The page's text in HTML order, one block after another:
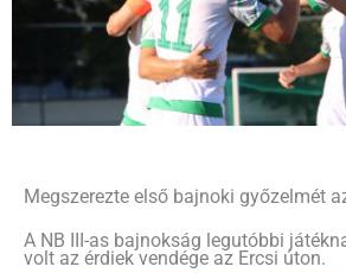
Megszerezte első bajnoki győzelmét
A NB III-as bajnokság legutóbbi
volt az érdiek vendége az Ercsi úton.